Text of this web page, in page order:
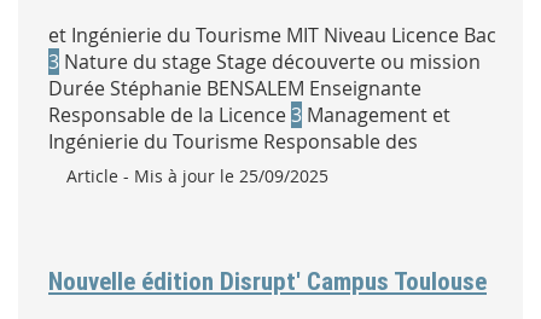
et Ingénierie du Tourisme MIT Niveau Licence Bac
3 Nature du stage Stage découverte ou mission
Durée Stéphanie BENSALEM Enseignante
Responsable de la Licence3 Management et
Ingénierie du Tourisme Responsable des
Type :
Article - Mis à jour le 25/09/2025
Nouvelle édition Disrupt' Campus Toulouse